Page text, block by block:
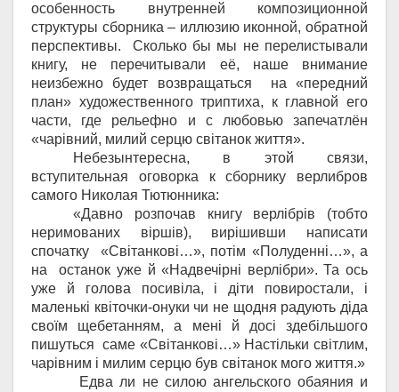
особенность внутренней композиционной
структуры сборника – иллюзию иконной, обратной
перспективы. Сколько бы мы не перелистывали
книгу, не перечитывали её, наше внимание
неизбежно будет возвращаться на «передний
план» художественного триптиха, к главной его
части, где рельефно и с любовью запечатлён
«чарівний, милий серцю світанок життя».
Небезынтересна, в этой связи,
вступительная оговорка к сборнику верлибров
самого Николая Тютюнника:
«Давно розпочав книгу верлібрів (тобто
неримованих віршів), вирішивши написати
спочатку «Світанкові…», потім «Полуденні…», а
на останок уже й «Надвечірні верлібри». Та ось
уже й голова посивіла, і діти повиростали, і
маленькі квіточки-онуки чи не щодня радують діда
своїм щебетанням, а мені й досі здебільшого
пишуться саме «Світанкові…» Настільки світлим,
чарівним і милим серцю був світанок мого життя.»
Едва ли не силою ангельского обаяния и